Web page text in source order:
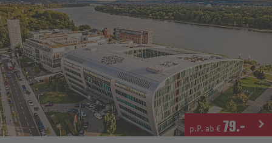
p.P. ab € 79.-